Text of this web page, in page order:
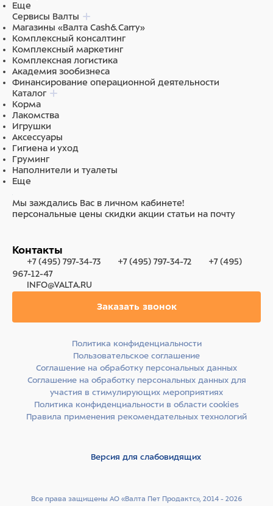
Еще
Сервисы Валты
Магазины «Валта Cash&Carry»
Комплексный консалтинг
Комплексный маркетинг
Комплексная логистика
Академия зообизнеса
Финансирование операционной деятельности
Каталог
Корма
Лакомства
Игрушки
Аксессуары
Гигиена и уход
Груминг
Наполнители и туалеты
Еще
Мы заждались Вас в личном кабинете!
персональные цены скидки акции статьи на почту
Контакты
+7 (495) 797-34-73 +7 (495) 797-34-72
+7 (495)
967-12-47
INFO@VALTA.RU
Заказать звонок
Все права защищены АО «Валта Пет Продактс», 2014 - 2026
Политика конфиденциальности
Пользовательское соглашение
Соглашение на обработку персональных данных
Соглашение на обработку персональных данных для
участия в стимулирующих мероприятиях
Политика конфиденциальности в области cookies
Правила применения рекомендательных технологий
Версия для слабовидящих